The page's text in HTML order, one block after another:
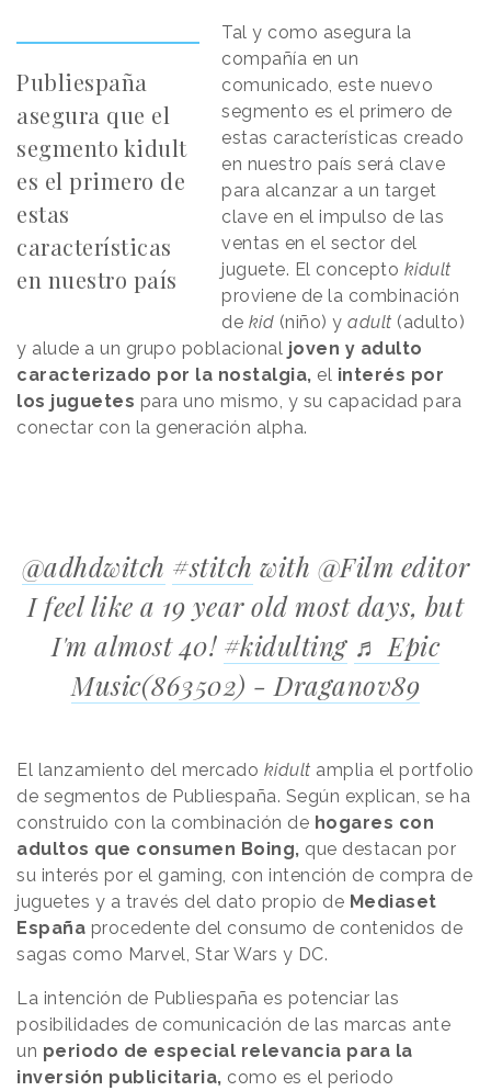
Publiespaña
asegura que el
segmento kidult
es el primero de
estas
características
en nuestro país
Tal y como asegura la
compañía en un
comunicado, este nuevo
segmento es el primero de
estas características creado
en nuestro país será clave
para alcanzar a un target
clave en el impulso de las
ventas en el sector del
juguete. El concepto kidult
proviene de la combinación
de kid (niño) yadult (adulto)
y alude a un grupo poblacional joven y adulto
caracterizado por la nostalgia, el interés por
los juguetes para uno mismo, y su capacidad para
conectar con la generación alpha.
@adhdwitch #stitch with @Film editor
I feel like a 19 year old most days, but
I'm almost 40! #kidulting ♬ Epic
Music(863502) - Draganov89
El lanzamiento del mercado kidult amplia el portfolio
de segmentos de Publiespaña. Según explican, se ha
construido con la combinación de hogares con
adultos que consumen Boing, que destacan por
su interés por el gaming, con intención de compra de
juguetes y a través del dato propio de Mediaset
España procedente del consumo de contenidos de
sagas como Marvel, Star Wars y DC.
La intención de Publiespaña es potenciar las
posibilidades de comunicación de las marcas ante
un periodo de especial relevancia para la
inversión publicitaria, como es el periodo